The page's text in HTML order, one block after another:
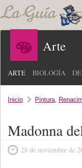
Arte
ARTE BIOLOGÍA
Inicio Pintura,
Madonna
28 de noviembre de